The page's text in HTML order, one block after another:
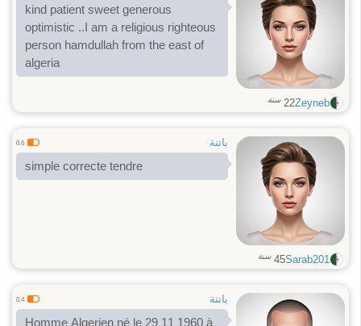
kind patient sweet generous
optimistic ..I am a religious righteous
person hamdullah from the east of
algeria
Zeyneb
22 سنة
باتنة 0.6
simple correcte tendre
Sarab201
45 سنة
باتنة 0.4
Homme Algerien né le 29 11 1960 à